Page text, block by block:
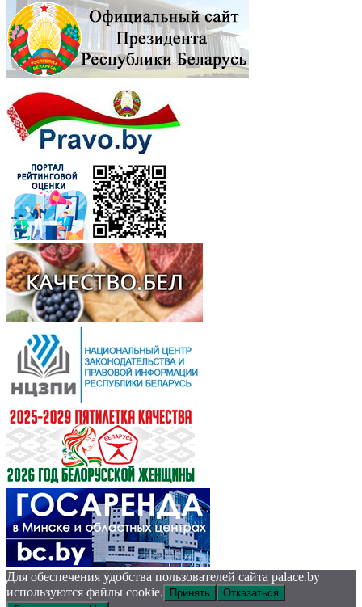
Для обеспечения удобства пользователей сайта palace.by
используются файлы cookie.
Принять
Отказаться